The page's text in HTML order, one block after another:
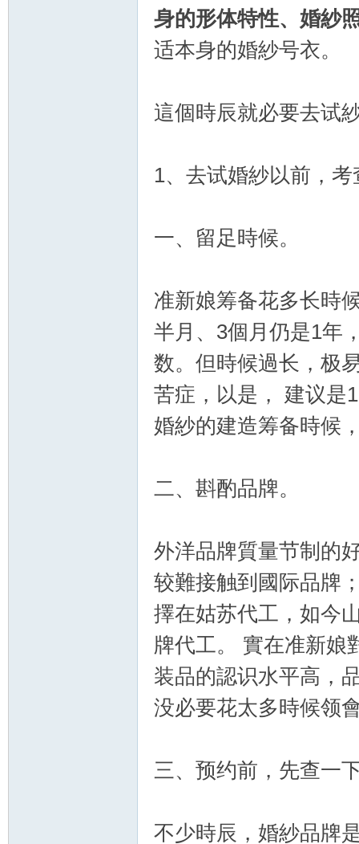
身的形体特性、婚紗
适本身的婚紗号衣。
這個時辰就必要去试
1、去试婚紗以前，
一、留足時候。
准新娘筹备花多长時
半月、3個月仍是1年
数。但時候過长，极
苦症，以是， 建议是
婚紗的建造筹备時候
二、斟酌品牌。
外洋品牌質量节制的
较難接触到國际品牌
擇在姑苏代工，如今
牌代工。 實在准新娘
装品的認识水平高，
没必要花太多時候领
三、预约前，先查一
不少時辰，婚紗品牌